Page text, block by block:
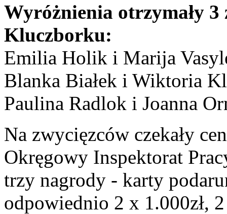
Wyróżnienia otrzymały 3
Kluczborku:
Emilia Holik i Marija
Blanka Białek i Wiktoria
Paulina Radlok i Joanna
Na zwycięzców czekały
Okręgowy Inspektorat
trzy nagrody - karty
odpowiednio 2 x 1.000zł,